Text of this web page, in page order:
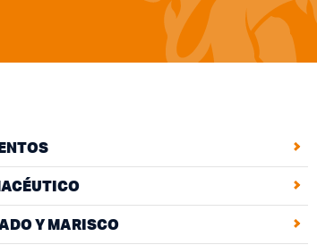
Y MARISCO